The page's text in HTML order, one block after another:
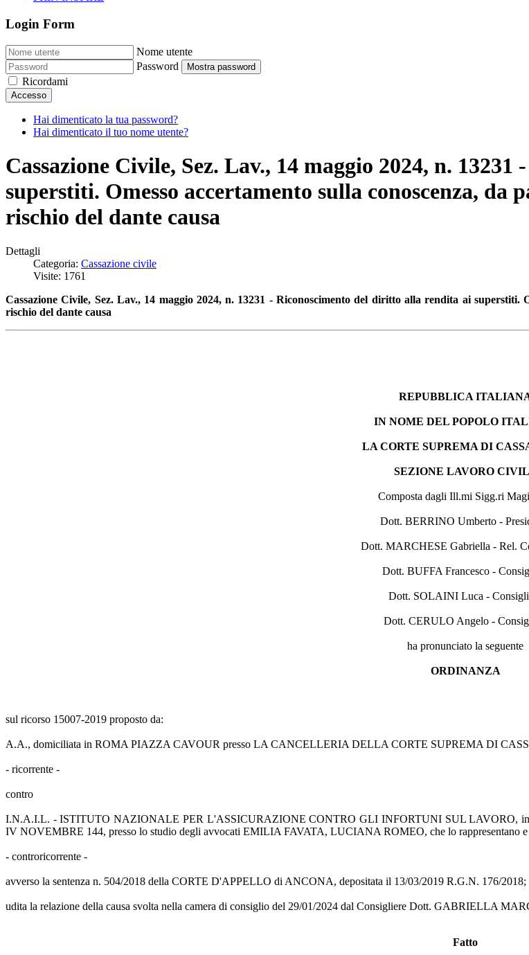
Login Form
Nome utente
Password
Mostra password
Ricordami
Accesso
Hai dimenticato la tua password?
Hai dimenticato il tuo nome utente?
Cassazione Civile, Sez. Lav., 14 maggio 2024, n.
superstiti. Omesso accertamento sulla conoscenza, da
rischio del dante causa
Dettagli
Categoria: Cassazione civile
Visite: 1761
Cassazione Civile, Sez. Lav., 14 maggio 2024, n. 13231 - Riconoscimento del diritto alla rendita ai superstiti.
rischio del dante causa
REPUBBLICA
IN NOME DEL POPOLO
LA CORTE SUPREMA DI
SEZIONE LAVORO
Composta dagli Ill.mi Sigg.ri
Dott. BERRINO Umberto -
Dott. MARCHESE Gabriella - Rel.
Dott. BUFFA Francesco -
Dott. SOLAINI Luca -
Dott. CERULO Angelo -
ha pronunciato la seguente
ORDINANZA
sul ricorso 15007-2019 proposto da:
A.A., domiciliata in ROMA PIAZZA CAVOUR presso LA CANCELLERIA DELLA CORTE SUPREMA DI
- ricorrente -
contro
I.N.A.I.L. - ISTITUTO NAZIONALE PER L'ASSICURAZIONE CONTRO GLI INFORTUNI SUL LAVORO, in
IV NOVEMBRE 144, presso lo studio degli avvocati EMILIA FAVATA, LUCIANA ROMEO, che lo rappresentano e
- controricorrente -
avverso la sentenza n. 504/2018 della CORTE D'APPELLO di ANCONA, depositata il 13/03/2019 R.G.N. 176/2018;
udita la relazione della causa svolta nella camera di consiglio del 29/01/2024 dal Consigliere Dott. GABRIELLA
Fatto